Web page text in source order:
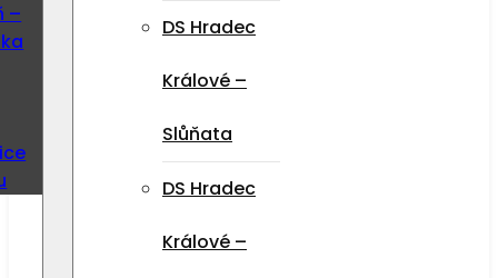
–
DS Hradec
Králové –
Slůňata
DS Hradec
Králové –